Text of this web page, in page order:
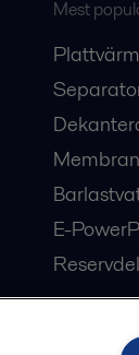
Mest
E-